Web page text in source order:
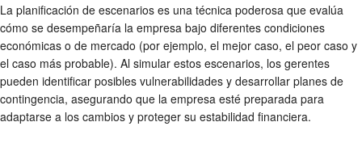
La planificación de escenarios es una técnica poderosa que evalúa
cómo se desempeñaría la empresa bajo diferentes condiciones
económicas o de mercado (por ejemplo, el mejor caso, el peor caso y
el caso más probable). Al simular estos escenarios, los gerentes
pueden identificar posibles vulnerabilidades y desarrollar planes de
contingencia, asegurando que la empresa esté preparada para
adaptarse a los cambios y proteger su estabilidad financiera.